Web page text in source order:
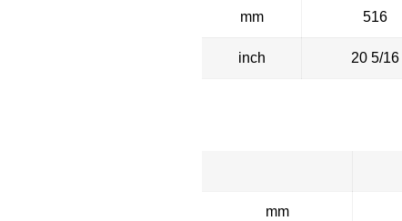
mm 516
inch 20 5/16
mm